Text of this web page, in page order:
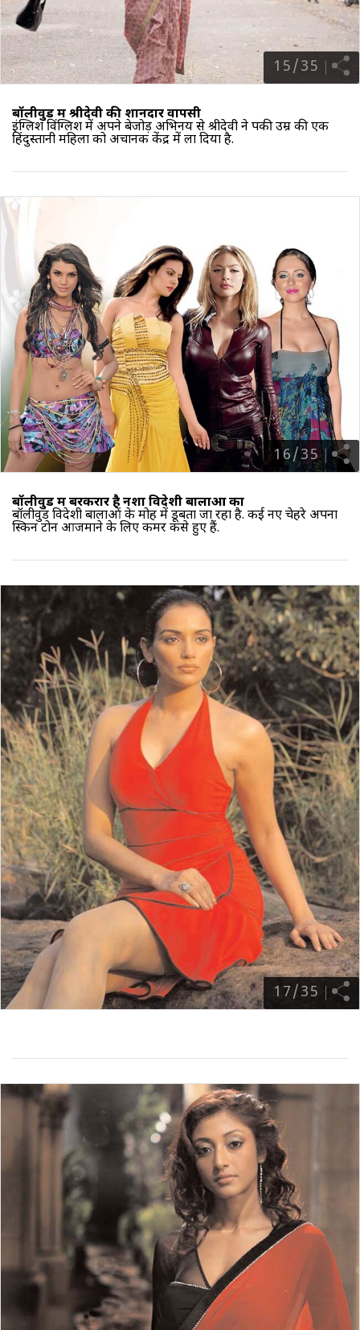
15/35
बॉलीवुड में श्रीदेवी की शानदार वापसी
इंग्लिश विंग्लिश में अपने बेजोड़ अभिनय से श्रीदेवी ने पकी उम्र की एक
हिंदुस्तानी महिला को अचानक केंद्र में ला दिया है.
16/35
बॉलीवुड में बरकरार है नशा विदेशी बालाओं का
बॉलीवुड विदेशी बालाओं के मोह में डूबता जा रहा है. कई नए चेहरे अपना
स्किन टोन आजमाने के लिए कमर कसे हुए हैं.
17/35